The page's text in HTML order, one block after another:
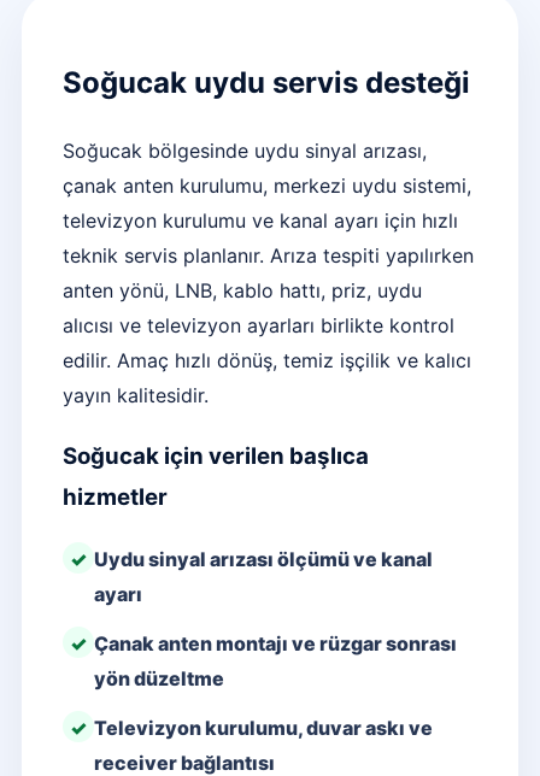
Soğucak uydu servis desteği
Soğucak bölgesinde uydu sinyal arızası,
çanak anten kurulumu, merkezi uydu sistemi,
televizyon kurulumu ve kanal ayarı için hızlı
teknik servis planlanır. Arıza tespiti yapılırken
anten yönü, LNB, kablo hattı, priz, uydu
alıcısı ve televizyon ayarları birlikte kontrol
edilir. Amaç hızlı dönüş, temiz işçilik ve kalıcı
yayın kalitesidir.
Soğucak için verilen başlıca
hizmetler
Uydu sinyal arızası ölçümü ve kanal
ayarı
Çanak anten montajı ve rüzgar sonrası
yön düzeltme
Televizyon kurulumu, duvar askı ve
receiver bağlantısı